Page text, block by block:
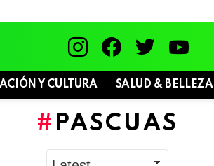
Y CULTURA SALUD & BELLEZA
PASCUAS